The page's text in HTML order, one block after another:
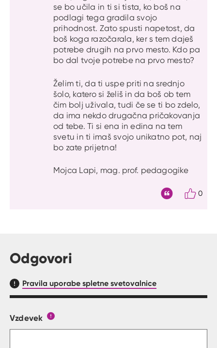
se bo učila in ti si tista, ko boš na
podlagi tega gradila svojo
prihodnost. Zato spusti napetost, da
boš koga razočarala, ker s tem daješ
potrebe drugih na prvo mesto. Kdo pa
bo dal tvoje potrebe na prvo mesto?
Želim ti, da ti uspe priti na srednjo
šolo, katero si želiš in da boš ob tem
čim bolj uživala, tudi če se ti bo zdelo,
da ima nekdo drugačna pričakovanja
od tebe. Ti si ena in edina na tem
svetu in ti imaš svojo unikatno pot, naj
bo zate prijetna!
Mojca Lapi, mag. prof. pedagogike
0
Odgovori
Pravila uporabe spletne svetovalnice
Obrazec, kjer lahko zastaviš vprašanje
Vzdevek